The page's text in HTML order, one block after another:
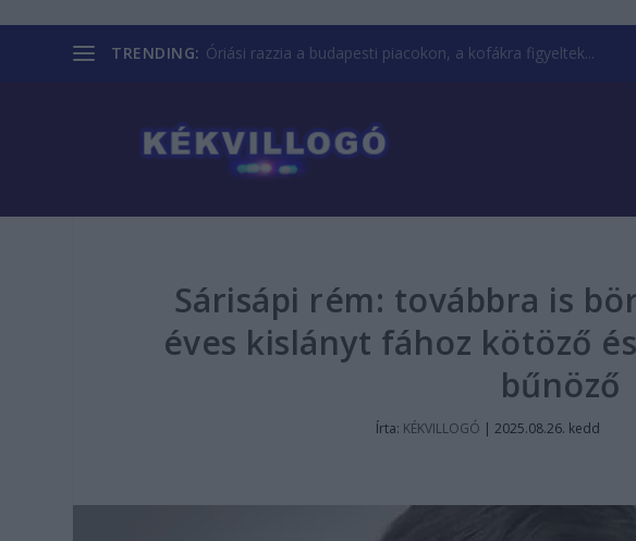
TRENDING: Óriási razzia a budapesti piacokon, a kofákra figyeltek...
Sárisápi rém: továbbra is
éves kislányt fához kötöző
bűnöző
Írta: KÉKVILLOGÓ |2025.08.26. kedd